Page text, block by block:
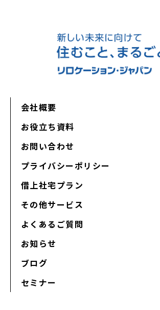
会社概要
お役立ち資料
お問い合わせ
プライバシーポリシー
借上社宅プラン
その他サービス
よくあるご質問
お知らせ
ブログ
セミナー